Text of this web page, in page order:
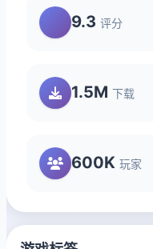
9.3 评分
1.5M 下载
600K 玩家